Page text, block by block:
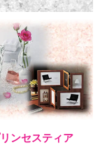
ンセスティア